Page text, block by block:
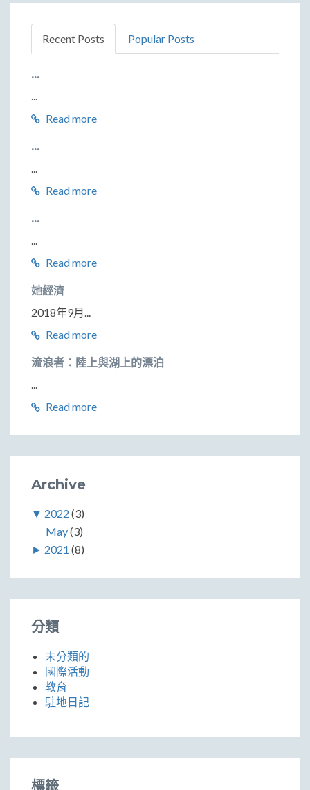
Recent Posts Popular Posts
...
...
Read more
...
...
Read more
...
...
Read more
她經濟
2018年9月...
Read more
流浪者：陸上與湖上的漂泊
...
Read more
Archive
▼ 2022 (3)
May(3)
► 2021 (8)
分類
未分類的
國際活動
教育
駐地日記